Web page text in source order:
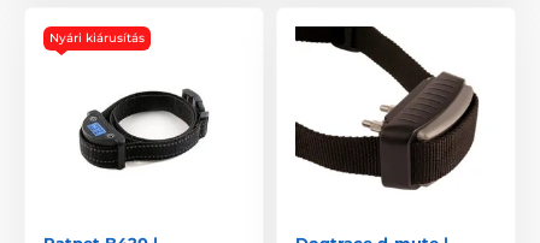
Nyári kiárusítás